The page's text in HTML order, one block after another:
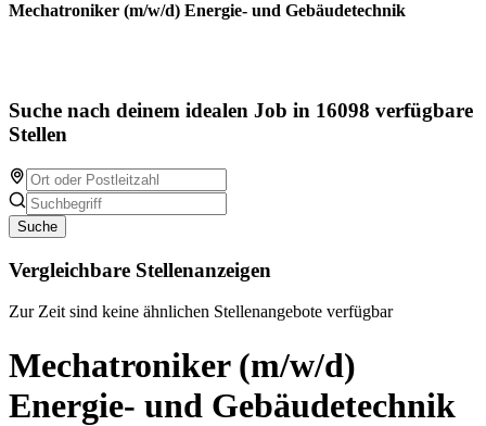
Mechatroniker (m/w/d) Energie- und Gebäudetechnik
Suche nach deinem idealen Job in 16098 verfügbare
Stellen
Suche
Vergleichbare Stellenanzeigen
Zur Zeit sind keine ähnlichen Stellenangebote verfügbar
Mechatroniker (m/w/d)
Energie- und Gebäudetechnik